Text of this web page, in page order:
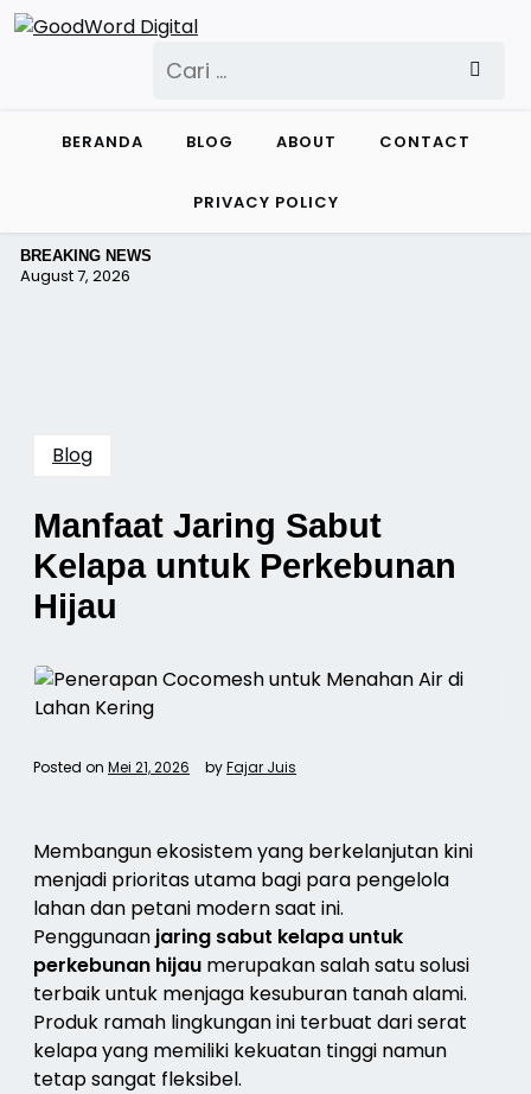
Skip
to
untuk:
BERANDA BLOG ABOUT CONTACT
PRIVACY POLICY
BREAKING NEWS
August 7, 2026
Blog
Manfaat Jaring Sabut
Kelapa untuk Perkebunan
Hijau
Posted on Mei 21, 2026 byFajar Juis
Membangun ekosistem yang berkelanjutan kini
menjadi prioritas utama bagi para pengelola
lahan dan petani modern saat ini.
Penggunaan jaring sabut kelapa untuk
perkebunan hijau merupakan salah satu solusi
terbaik untuk menjaga kesuburan tanah alami.
Produk ramah lingkungan ini terbuat dari serat
kelapa yang memiliki kekuatan tinggi namun
tetap sangat fleksibel.